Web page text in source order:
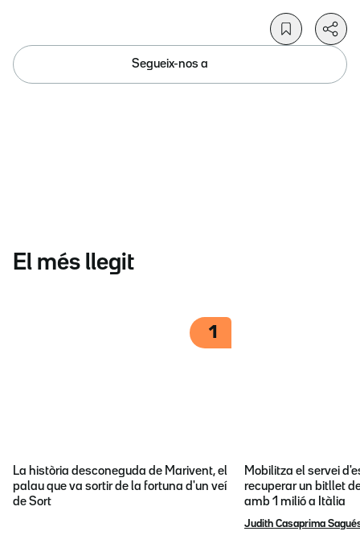
Segueix-nos a
El més llegit
1
La història desconeguda de Marivent, el
palau que va sortir de la fortuna d'un veí
de Sort
Mobilitza el servei
recuperar un bitllet
amb 1 milió a Itàlia
Judith Casaprima